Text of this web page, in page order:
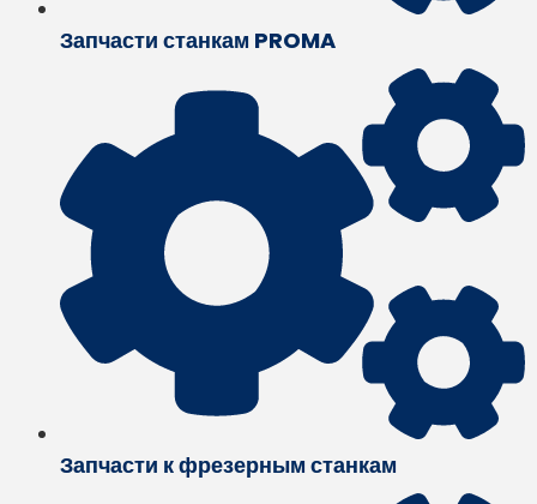
Запчасти станкам PROMA
Запчасти к фрезерным станкам